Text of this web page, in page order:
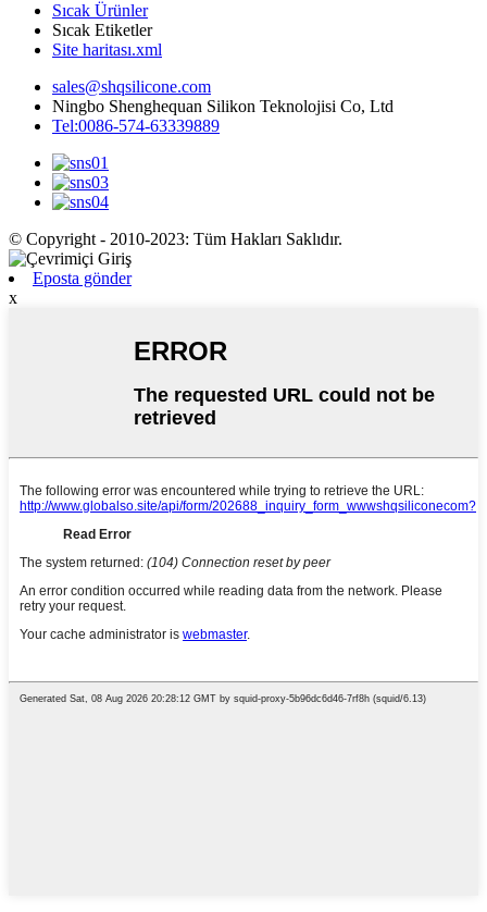
Sıcak Ürünler
Sıcak Etiketler
Site haritası.xml
sales@shqsilicone.com
Ningbo Shenghequan Silikon Teknolojisi Co, Ltd
Tel:0086-574-63339889
© Copyright - 2010-2023: Tüm Hakları Saklıdır.
Eposta gönder
x